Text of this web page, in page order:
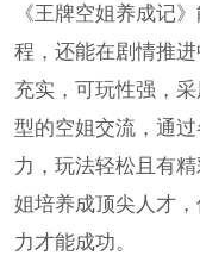
《王牌空姐养成记
程，还能在剧情推
充实，可玩性强，
型的空姐交流，通
力，玩法轻松且有
姐培养成顶尖人才
力才能成功。